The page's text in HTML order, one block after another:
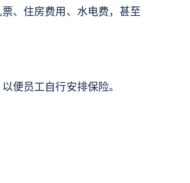
、住房费用、水电费，甚至
便员工自行安排保险。